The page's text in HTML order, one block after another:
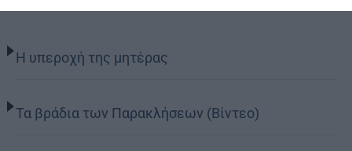
Η υπεροχή της μητέρας
Τα βράδια των Παρακλήσεων (Βίντεο)